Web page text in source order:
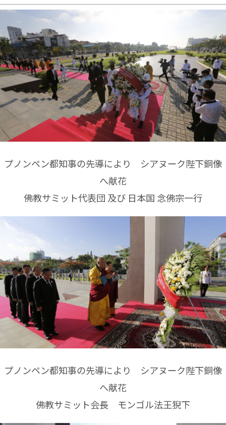
プノンペン都知事の先導により シアヌーク陛下銅像
へ献花
佛教サミット代表団 及び 日本国 念佛宗一行
プノンペン都知事の先導により シアヌーク陛下銅像
へ献花
佛教サミット会長 モンゴル法王猊下